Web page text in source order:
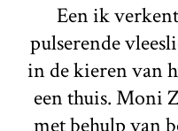
Een ik
pulserende
in de kieren van
een thuis. Moni
met behulp van